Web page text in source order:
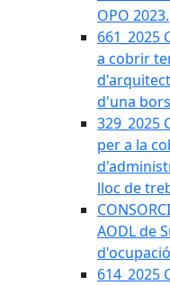
OPO 2023.
661_2025
a cobrir
d'una
329_2025
per a la
lloc de
AODL de
614_2025